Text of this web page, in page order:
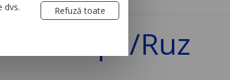
Rpz/Ruz
dvs.
Refuză toate